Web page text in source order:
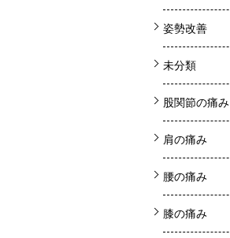
姿勢改善
未分類
股関節の痛み
肩の痛み
腰の痛み
膝の痛み